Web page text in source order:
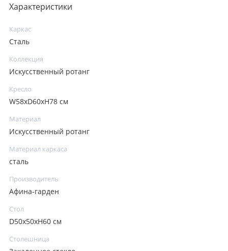
Характеристики
Каркас
Сталь
Коллекция
Искусственный ротанг
Кресло
W58xD60xH78 см
Материал
Искусственный ротанг
Материал каркаса
сталь
Производитель
Афина-гарден
Стол
D50х50хH60 см
Столешница